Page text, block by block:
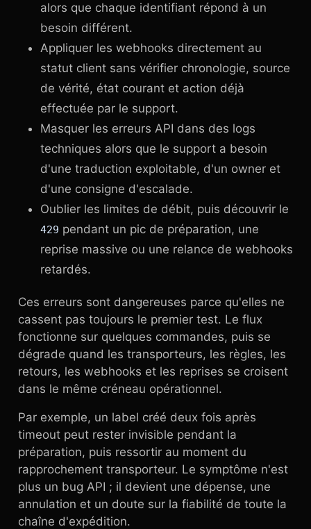
alors que chaque identifiant répond à un
besoin différent.
Appliquer les webhooks directement au
statut client sans vérifier chronologie, source
de vérité, état courant et action déjà
effectuée par le support.
Masquer les erreurs API dans des logs
techniques alors que le support a besoin
d'une traduction exploitable, d'un owner et
d'une consigne d'escalade.
Oublier les limites de débit, puis découvrir le
429 pendant un pic de préparation, une
reprise massive ou une relance de webhooks
retardés.
Ces erreurs sont dangereuses parce qu'elles ne
cassent pas toujours le premier test. Le flux
fonctionne sur quelques commandes, puis se
dégrade quand les transporteurs, les règles, les
retours, les webhooks et les reprises se croisent
dans le même créneau opérationnel.
Par exemple, un label créé deux fois après
timeout peut rester invisible pendant la
préparation, puis ressortir au moment du
rapprochement transporteur. Le symptôme n'est
plus un bug API ; il devient une dépense, une
annulation et un doute sur la fiabilité de toute la
chaîne d'expédition.